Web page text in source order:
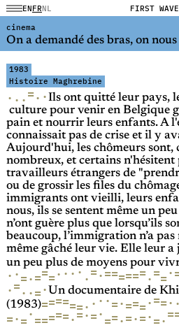
ENFRNL FIRST
cinema
On a demandé des bras, on
1983
Histoire Maghrebine
· · ·=· ·Ils ont quitté leur pays,
culture pour venir en Belgique
pain et nourrir leurs enfants. A
connaissait pas de crise et il y
Aujourd'hui, les chômeurs sont,
nombreux, et certains n'hésitent
travailleurs étrangers de
ou de grossir les files du
immigrants ont vieilli, leurs
nous, ils se sentent même un
n’ont guère plus que lorsqu’ils
beaucoup, l’immigration n’a
même gâché leur vie. Elle leur a
un peu plus de moyens pour
· ·=·===· · · · ·=·======·==·
·=· ·=· Un documentaire de
(1983)======· · · ·=·===·==· ·
=·=·=====·=·=·==·=·=·=·=